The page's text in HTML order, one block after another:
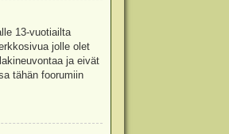
13-vuotiailta
jolle olet
ja eivät
tähän foorumiin